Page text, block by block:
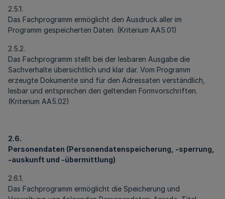
2.5.1.
Das Fachprogramm ermöglicht den Ausdruck aller im
Programm gespeicherten Daten. (Kriterium AA5.01)
2.5.2.
Das Fachprogramm stellt bei der lesbaren Ausgabe die
Sachverhalte übersichtlich und klar dar. Vom Programm
erzeugte Dokumente sind für den Adressaten verständlich,
lesbar und entsprechen den geltenden Formvorschriften.
(Kriterium AA5.02)
2.6.
Personendaten (Personendatenspeicherung, -sperrung,
-auskunft und -übermittlung)
2.6.1.
Das Fachprogramm ermöglicht die Speicherung und